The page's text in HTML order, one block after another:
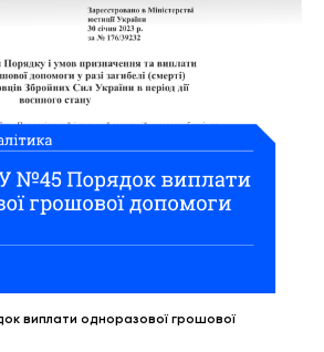
виплати одноразової грошової